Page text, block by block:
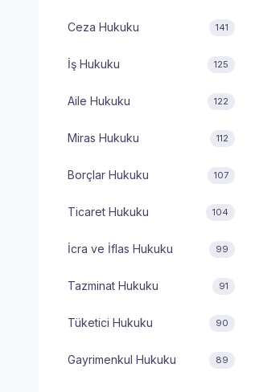
Ceza Hukuku 141
İş Hukuku 125
Aile Hukuku 122
Miras Hukuku 112
Borçlar Hukuku 107
Ticaret Hukuku 104
İcra ve İflas Hukuku 99
Tazminat Hukuku 91
Tüketici Hukuku 90
Gayrimenkul Hukuku 89